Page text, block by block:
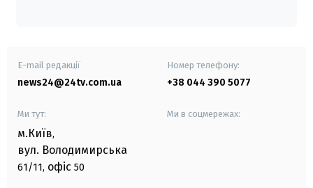
E-mail редакції
news24@24tv.com.ua
Номер телефону:
+38 044 390 5077
Ми тут:
м.Київ,
вул. Володимирська
61/11, офіс 50
Ми в соцмережах: